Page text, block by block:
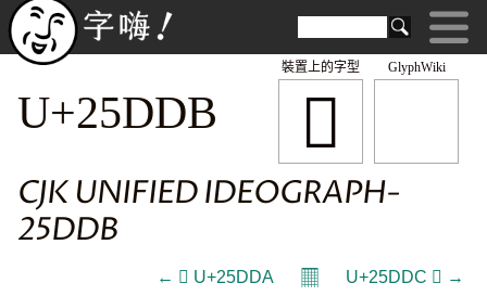
GlyphWiki
𥷛
裝置上的字型
U+25DDB
CJK UNIFIED IDEOGRAPH-
25DDB
← 𥷚 U+25DDA 𝄜 U+25DDC 𥷜 →